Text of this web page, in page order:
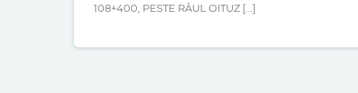
108+400, PESTE RÂUL OITUZ [...]